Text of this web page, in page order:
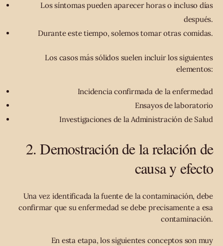
Los síntomas pueden aparecer horas o incluso días
después.
Durante este tiempo, solemos tomar otras comidas.
Los casos más sólidos suelen incluir los siguientes
elementos:
Incidencia confirmada de la enfermedad
Ensayos de laboratorio
Investigaciones de la Administración de Salud
2. Demostración de la relación de
causa y efecto
Una vez identificada la fuente de la contaminación, debe
confirmar que su enfermedad se debe precisamente a esa
contaminación.
En esta etapa, los siguientes conceptos son muy